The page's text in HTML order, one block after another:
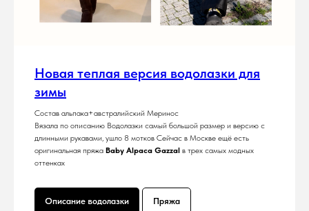
Новая теплая версия водолазки для
зимы
Состав альпака+австралийский Меринос
Вязала по описанию Водолазки самый большой размер и версию с
длинными рукавами, ушло 8 мотков Сейчас в Москве ещё есть
оригинальная пряжа Baby Alpaca Gazzal в трех самых модных
оттенках
Описание водолазки Пряжа